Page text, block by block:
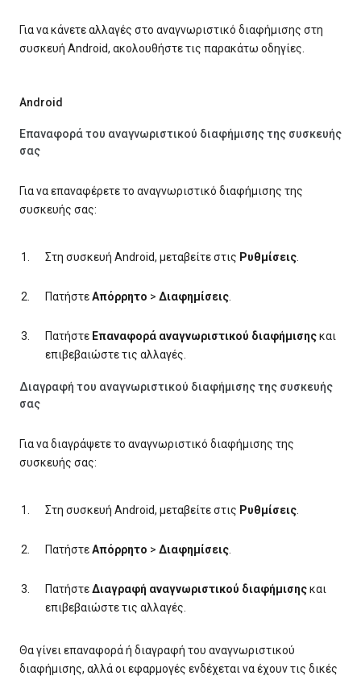
Για να κάνετε αλλαγές στο αναγνωριστικό διαφήμισης στη
συσκευή Android, ακολουθήστε τις παρακάτω οδηγίες.
Android
Επαναφορά του αναγνωριστικού διαφήμισης της συσκευής
σας
Για να επαναφέρετε το αναγνωριστικό διαφήμισης της
συσκευής σας:
Στη συσκευή Android, μεταβείτε στις Ρυθμίσεις.
ΠατήστεΑπόρρητο > Διαφημίσεις.
Πατήστε Επαναφορά αναγνωριστικού διαφήμισηςκαι
επιβεβαιώστε τις αλλαγές.
Διαγραφή του αναγνωριστικού διαφήμισης της συσκευής
σας
Για να διαγράψετε το αναγνωριστικό διαφήμισης της
συσκευής σας:
Στη συσκευή Android, μεταβείτε στις Ρυθμίσεις.
ΠατήστεΑπόρρητο > Διαφημίσεις.
ΠατήστεΔιαγραφή αναγνωριστικού διαφήμισηςκαι
επιβεβαιώστε τις αλλαγές.
Θα γίνει επαναφορά ή διαγραφή του αναγνωριστικού
διαφήμισης, αλλά οι εφαρμογές ενδέχεται να έχουν τις δικές